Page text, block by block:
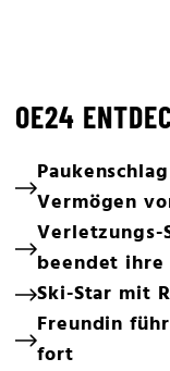
OE24
Vermögen
Verletzungs-
beendet
Ski-Star mit
Freundin
fort